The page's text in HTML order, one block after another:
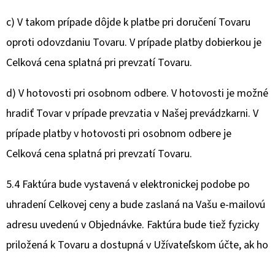
c) V takom prípade dôjde k platbe pri doručení Tovaru
oproti odovzdaniu Tovaru. V prípade platby dobierkou je
Celková cena splatná pri prevzatí Tovaru.
d) V hotovosti pri osobnom odbere. V hotovosti je možné
hradiť Tovar v prípade prevzatia v Našej prevádzkarni. V
prípade platby v hotovosti pri osobnom odbere je
Celková cena splatná pri prevzatí Tovaru.
5.4 Faktúra bude vystavená v elektronickej podobe po
uhradení Celkovej ceny a bude zaslaná na Vašu e-mailovú
adresu uvedenú v Objednávke. Faktúra bude tiež fyzicky
priložená k Tovaru a dostupná v Užívateľskom účte, ak ho